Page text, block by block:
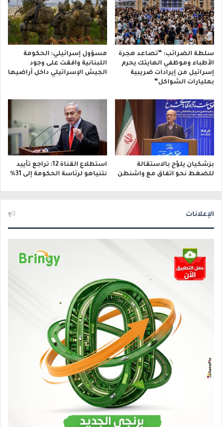
سلطة الضرائب: “تصاعد هجرة
الأطباء وموظفي الهايتك يحرم
إسرائيل من إيرادات ضريبية
بمليارات الشواكل”
مسؤول إسرائيلي: الحكومة
اللبنانية وافقت على وجود
الجيش الإسرائيلي داخل أراضيها
بزشكيان يلوّح بالاستقالة
للضغط نحو اتفاق مع واشنطن
استطلاع القناة 12: تراجع تأييد
نتنياهو لرئاسة الحكومة إلى 31%
الإعلانات